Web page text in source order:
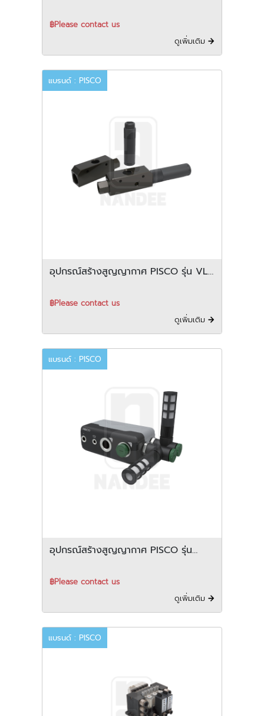
฿Please contact us
ดูเพิ่มเติม
แบรนด์ : PISCO
อุปกรณ์สร้างสูญญากาศ PISCO รุ่น VLS
฿Please contact us
ดูเพิ่มเติม
แบรนด์ : PISCO
อุปกรณ์สร้างสูญญากาศ PISCO รุ่น
฿Please contact us
ดูเพิ่มเติม
แบรนด์ : PISCO